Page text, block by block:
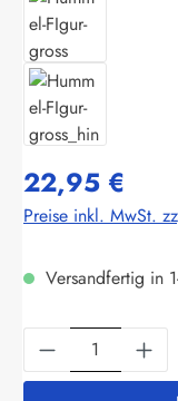
22,95 €
Preise inkl. MwSt.
Versandfertig in
Produkt